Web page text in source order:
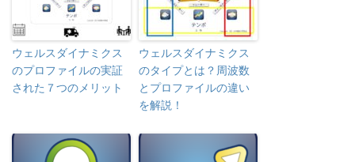
ウェルスダイナミクス
のプロファイルの実証
された７つのメリット
ウェルスダイナミクス
のタイプとは？周波数
とプロファイルの違い
を解説！